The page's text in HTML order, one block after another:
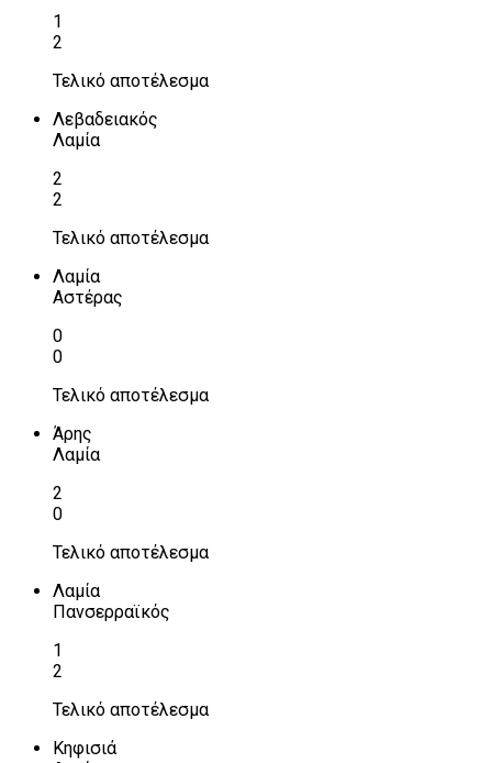
1
2
Τελικό αποτέλεσμα
Λεβαδειακός
Λαμία
2
2
Τελικό αποτέλεσμα
Λαμία
Αστέρας
0
0
Τελικό αποτέλεσμα
Άρης
Λαμία
2
0
Τελικό αποτέλεσμα
Λαμία
Πανσερραϊκός
1
2
Τελικό αποτέλεσμα
Κηφισιά